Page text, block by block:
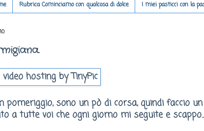
Rubrica Cominciamo con qualcosa di dolce I miei pasticci con la
pomeriggio, sono un pò di corsa, quindi faccio un
a tutte voi che ogni giorno mi seguite e